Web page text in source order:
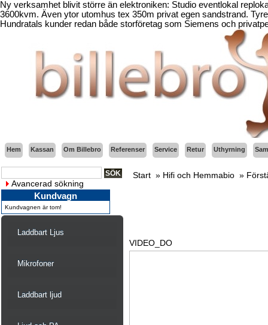
Ny verksamhet blivit större än elektroniken: Studio eventlokal
3600kvm. Även ytor utomhus tex 350m privat egen sandstrand.
Hundratals kunder redan både storföretag som Siemens och
Hem Kassan Om Billebro Referenser Service Retur Uthyrning
Avancerad sökning
Kundvagn
Kundvagnen är tom!
Laddbart Ljus
Mikrofoner
Laddbart ljud
Start » Hifi och Hemmabio »
VIDEO_DO